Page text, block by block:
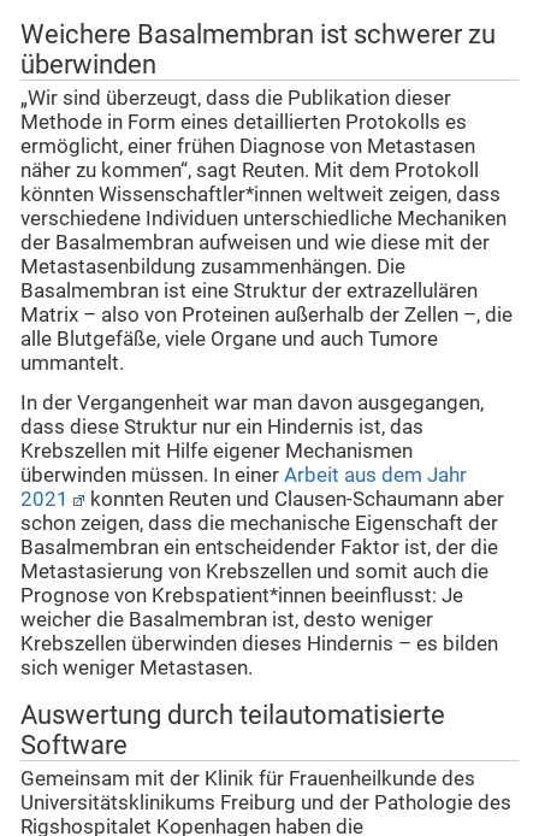
Weichere Basalmembran ist schwerer zu
überwinden
„Wir sind überzeugt, dass die Publikation dieser
Methode in Form eines detaillierten Protokolls es
ermöglicht, einer frühen Diagnose von Metastasen
näher zu kommen“, sagt Reuten. Mit dem Protokoll
könnten Wissenschaftler*innen weltweit zeigen, dass
verschiedene Individuen unterschiedliche Mechaniken
der Basalmembran aufweisen und wie diese mit der
Metastasenbildung zusammenhängen. Die
Basalmembran ist eine Struktur der extrazellulären
Matrix – also von Proteinen außerhalb der Zellen –, die
alle Blutgefäße, viele Organe und auch Tumore
ummantelt.
In der Vergangenheit war man davon ausgegangen,
dass diese Struktur nur ein Hindernis ist, das
Krebszellen mit Hilfe eigener Mechanismen
überwinden müssen. In einer Arbeit aus dem Jahr
2021
konnten Reuten und Clausen-Schaumann aber
schon zeigen, dass die mechanische Eigenschaft der
Basalmembran ein entscheidender Faktor ist, der die
Metastasierung von Krebszellen und somit auch die
Prognose von Krebspatient*innen beeinflusst: Je
weicher die Basalmembran ist, desto weniger
Krebszellen überwinden dieses Hindernis – es bilden
sich weniger Metastasen.
Auswertung durch teilautomatisierte
Software
Gemeinsam mit der Klinik für Frauenheilkunde des
Universitätsklinikums Freiburg und der Pathologie des
Rigshospitalet Kopenhagen haben die